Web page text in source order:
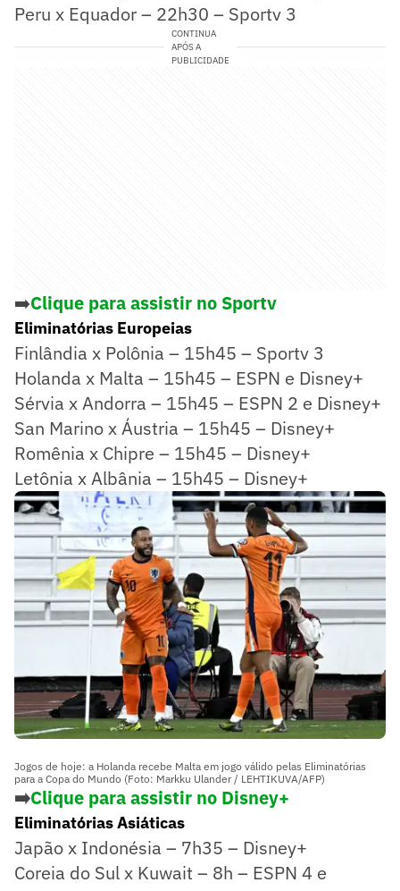
Peru x Equador – 22h30 – Sportv 3
CONTINUA
APÓS A
PUBLICIDADE
➡️Clique para assistir no Sportv
Eliminatórias Europeias
Finlândia x Polônia – 15h45 – Sportv 3
Holanda x Malta – 15h45 – ESPN e Disney+
Sérvia x Andorra – 15h45 – ESPN 2 e Disney+
San Marino x Áustria – 15h45 – Disney+
Romênia x Chipre – 15h45 – Disney+
Letônia x Albânia – 15h45 – Disney+
Jogos de hoje: a Holanda recebe Malta em jogo válido pelas Eliminatórias
para a Copa do Mundo (Foto: Markku Ulander / LEHTIKUVA/AFP)
➡️Clique para assistir no Disney+
Eliminatórias Asiáticas
Japão x Indonésia – 7h35 – Disney+
Coreia do Sul x Kuwait – 8h – ESPN 4 e